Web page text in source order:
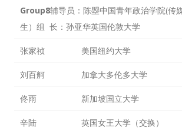
Group8辅导员：陈曌中国青年政治学院(传
生）组 长：孙亚华英国伦敦大学
张家祯 美国纽约大学
刘百舸 加拿大多伦多大学
佟雨 新加坡国立大学
辛陆 英国女王大学（交换）